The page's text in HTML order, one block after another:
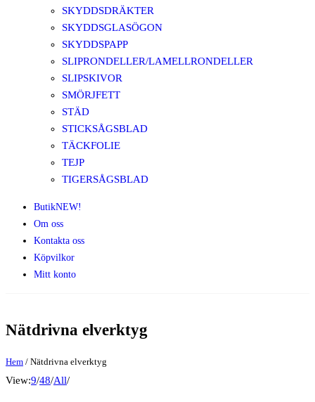
SKYDDSDRÄKTER
SKYDDSGLASÖGON
SKYDDSPAPP
SLIPRONDELLER/LAMELLRONDELLER
SLIPSKIVOR
SMÖRJFETT
STÄD
STICKSÅGSBLAD
TÄCKFOLIE
TEJP
TIGERSÅGSBLAD
ButikNEW!
Om oss
Kontakta oss
Köpvilkor
Mitt konto
Nätdrivna elverktyg
Hem / Nätdrivna elverktyg
View:9/48/All/